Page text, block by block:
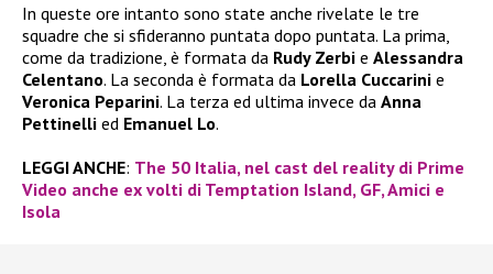
In queste ore intanto sono state anche rivelate le tre
squadre che si sfideranno puntata dopo puntata. La prima,
come da tradizione, è formata da Rudy Zerbi e Alessandra
Celentano. La seconda è formata da Lorella Cuccarini e
Veronica Peparini. La terza ed ultima invece da Anna
Pettinelli ed Emanuel Lo.
LEGGI ANCHE: The 50 Italia, nel cast del reality di Prime
Video anche ex volti di Temptation Island, GF, Amici e
Isola